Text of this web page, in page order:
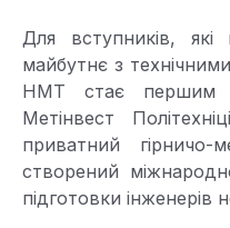
Для вступників, які
майбутнє з
НМТ стає першим
Метінвест
приватний гірничо-
створений
підготовки інженерів